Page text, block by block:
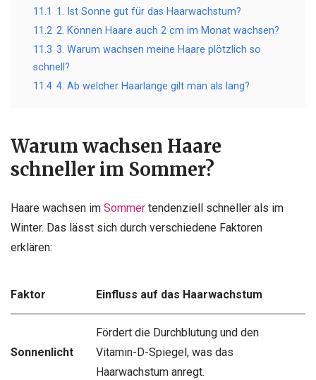
11.1 1. Ist Sonne gut für das Haarwachstum?
11.2 2. Können Haare auch 2 cm im Monat wachsen?
11.3 3. Warum wachsen meine Haare plötzlich so
schnell?
11.4 4. Ab welcher Haarlänge gilt man als lang?
Warum wachsen Haare
schneller im Sommer?
Haare wachsen im Sommer tendenziell schneller als im
Winter. Das lässt sich durch verschiedene Faktoren
erklären:
Faktor Einfluss auf das Haarwachstum
Sonnenlicht
Fördert die Durchblutung und den
Vitamin-D-Spiegel, was das
Haarwachstum anregt.